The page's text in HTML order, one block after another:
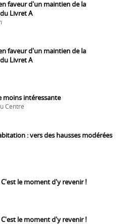
faveur d'un maintien de la
Livret A
faveur d'un maintien de la
Livret A
moins intéressante
Centre
: vers des hausses modérées
C'est le moment d'y revenir !
C'est le moment d'y revenir !